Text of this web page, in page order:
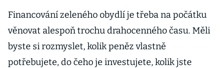
Financování zeleného obydlí je třeba na počátku
věnovat alespoň trochu drahocenného času. Měli
byste si rozmyslet, kolik peněz vlastně
potřebujete, do čeho je investujete, kolik jste